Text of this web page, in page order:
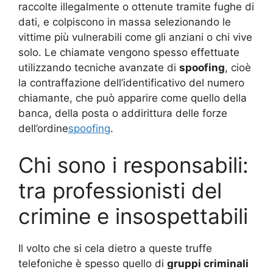
raccolte illegalmente o ottenute tramite fughe di
dati, e colpiscono in massa selezionando le
vittime più vulnerabili come gli anziani o chi vive
solo. Le chiamate vengono spesso effettuate
utilizzando tecniche avanzate di spoofing, cioè
la contraffazione dell’identificativo del numero
chiamante, che può apparire come quello della
banca, della posta o addirittura delle forze
dell’ordinespoofing.
Chi sono i responsabili:
tra professionisti del
crimine e insospettabili
Il volto che si cela dietro a queste truffe
telefoniche è spesso quello di gruppi criminali